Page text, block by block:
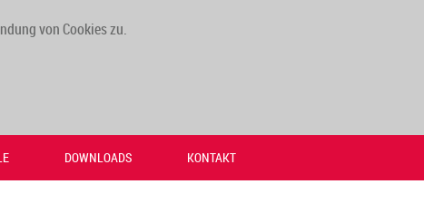
von Cookies zu.
DOWNLOADS KONTAKT